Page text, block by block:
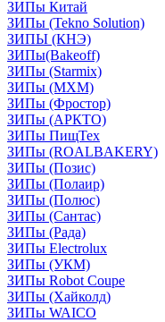
ЗИПы Китай
ЗИПы (Tekno Solution)
ЗИПЫ (КНЭ)
ЗИПы(Bakeoff)
ЗИПы (Starmix)
ЗИПы (МХМ)
ЗИПы (Фростор)
ЗИПы (АРКТО)
ЗИПы ПищТех
ЗИПы (ROALBAKERY)
ЗИПы (Позис)
ЗИПы (Полаир)
ЗИПы (Полюс)
ЗИПы (Сантас)
ЗИПы (Рада)
ЗИПы Electrolux
ЗИПы (УКМ)
ЗИПы Robot Coupe
ЗИПы (Хайколд)
ЗИПы WAICO